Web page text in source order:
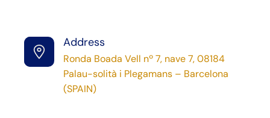
Phone
(+34)
938
640
Address
Ronda Boada Vell nº 7, nave 7, 08184
Palau-solità i Plegamans – Barcelona
(SPAIN)